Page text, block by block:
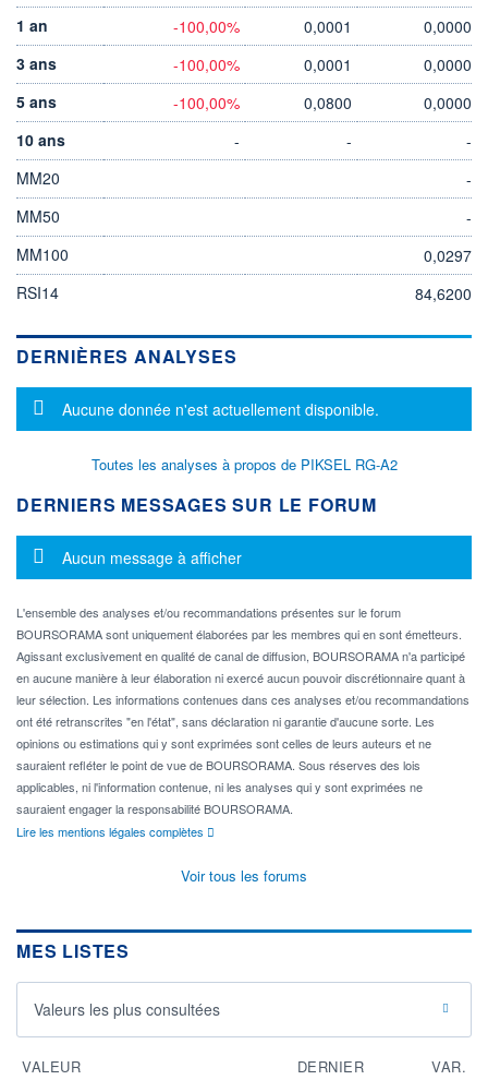
1 an
-100,00% 0,0001
0,0000
3 ans
-100,00% 0,0001
0,0000
5 ans
-100,00% 0,0800
0,0000
10 ans
- -
-
MM20
-
MM50
-
MM100
0,0297
RSI14
84,6200
DERNIÈRES ANALYSES
Message d'information
Aucune donnée n'est actuellement disponible.
Toutes les analyses à propos de PIKSEL RG-A2
DERNIERS MESSAGES SUR LE FORUM
Message d'information
Aucun message à afficher
L'ensemble des analyses et/ou recommandations présentes sur le forum
BOURSORAMA sont uniquement élaborées par les membres qui en sont émetteurs.
Agissant exclusivement en qualité de canal de diffusion, BOURSORAMA n'a participé
en aucune manière à leur élaboration ni exercé aucun pouvoir discrétionnaire quant à
leur sélection. Les informations contenues dans ces analyses et/ou recommandations
ont été retranscrites "en l'état", sans déclaration ni garantie d'aucune sorte. Les
opinions ou estimations qui y sont exprimées sont celles de leurs auteurs et ne
sauraient refléter le point de vue de BOURSORAMA. Sous réserves des lois
applicables, ni l'information contenue, ni les analyses qui y sont exprimées ne
sauraient engager la responsabilité BOURSORAMA.
Lire les mentions légales complètes
Voir tous les forums
MES LISTES
Valeurs les plus consultées
VALEUR DERNIER VAR.